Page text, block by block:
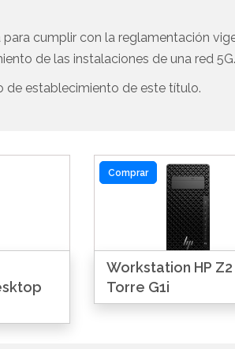
cumplir con la reglamentación
de las instalaciones de una red 5G.
de establecimiento de este título.
Comprar
Workstation HP Z2
Torre G1i